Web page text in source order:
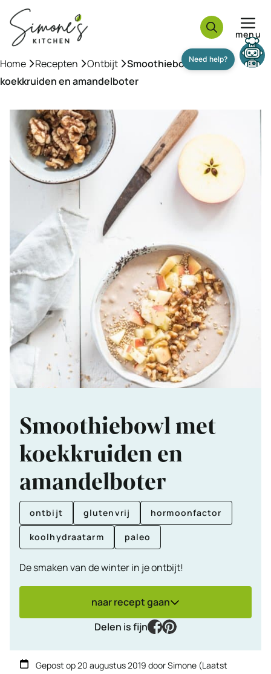
naar
inhoud
menu
Home »Recepten »Ontbijt »Smoothiebowl met
koekkruiden en amandelboter
Smoothiebowl met
koekkruiden en
amandelboter
ontbijt glutenvrij hormoonfactor
koolhydraatarm paleo
De smaken van de winter in je ontbijt!
naar recept gaan
Delen is fijn
facebook
pinterest
Gepost op20 augustus 2019 doorSimone (Laatst